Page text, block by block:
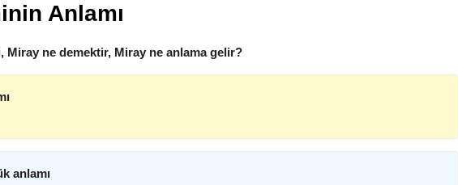
Anlamı
Miray ne demektir, Miray ne anlama gelir?
anlamı